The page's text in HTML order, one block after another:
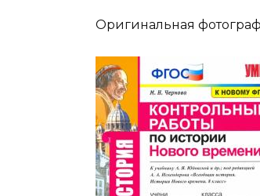
Оригинальная